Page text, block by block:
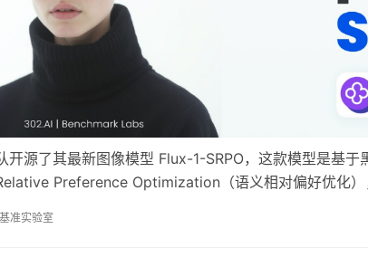
开源了其最新图像模型 Flux-1-SRPO，这款模型是基
Preference Optimization（语义相对偏好优化）
基准实验室